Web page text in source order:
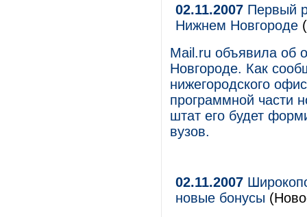
02.11.2007 Первый
Нижнем Новгороде
Mail.ru объявила об
Новгороде. Как
нижегородского
программной части
штат его будет
вузов.
02.11.2007
новые бонусы